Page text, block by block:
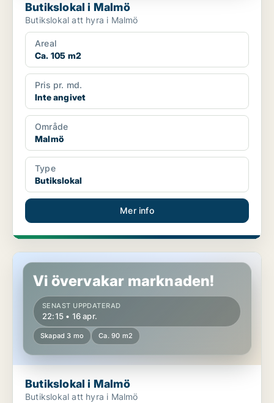
Butikslokal i Malmö
Butikslokal att hyra i Malmö
Areal
Ca. 105 m2
Pris pr. md.
Inte angivet
Område
Malmö
Type
Butikslokal
Mer info
Butikslokal i Malmö
Vi övervakar marknaden!
SENAST UPPDATERAD
22:15 • 16 apr.
Skapad 3 mo Ca. 90 m2
Butikslokal i Malmö
Butikslokal att hyra i Malmö